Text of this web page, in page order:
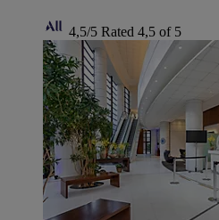
4,5/5 Rated 4,5 of 5